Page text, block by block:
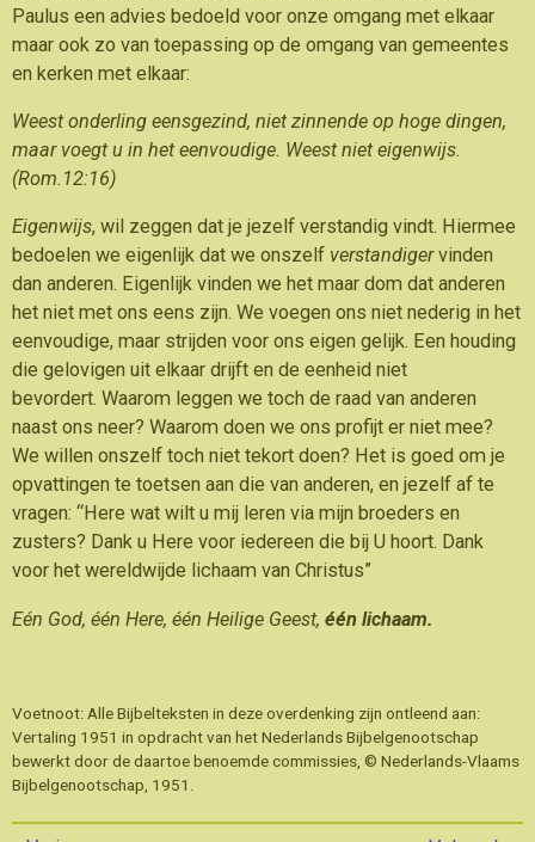
Paulus een advies bedoeld voor onze omgang met elkaar
maar ook zo van toepassing op de omgang van gemeentes
en kerken met elkaar:
Weest onderling eensgezind, niet zinnende op hoge dingen,
maar voegt u in het eenvoudige. Weest niet eigenwijs.
(Rom.12:16)
Eigenwijs, wil zeggen dat je jezelf verstandig vindt. Hiermee
bedoelen we eigenlijk dat we onszelf verstandigervinden
dan anderen. Eigenlijk vinden we het maar dom dat anderen
het niet met ons eens zijn. We voegen ons niet nederig in het
eenvoudige, maar strijden voor ons eigen gelijk. Een houding
die gelovigen uit elkaar drijft en de eenheid niet
bevordert. Waarom leggen we toch de raad van anderen
naast ons neer? Waarom doen we ons profijt er niet mee?
We willen onszelf toch niet tekort doen? Het is goed om je
opvattingen te toetsen aan die van anderen, en jezelf af te
vragen: “Here wat wilt u mij leren via mijn broeders en
zusters? Dank u Here voor iedereen die bij U hoort. Dank
voor het wereldwijde lichaam van Christus”
Eén God, één Here, één Heilige Geest, één lichaam.
Voetnoot: Alle Bijbelteksten in deze overdenking zijn ontleend aan:
Vertaling 1951 in opdracht van het Nederlands Bijbelgenootschap
bewerkt door de daartoe benoemde commissies, © Nederlands-Vlaams
Bijbelgenootschap, 1951.